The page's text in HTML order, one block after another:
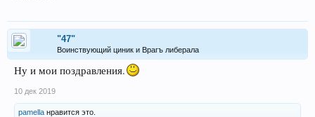
"47"
Воинствующий циник и Врагъ либерала
Ну и мои поздравления.
10 дек 2019
pamella нравится это.